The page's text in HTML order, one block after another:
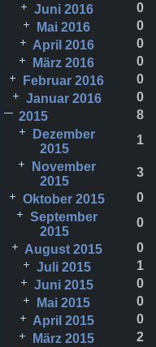
Juni 2016
0
Mai 2016
0
April 2016
0
März 2016
0
Februar 2016
0
Januar 2016
0
2015
8
Dezember
2015
1
November
2015
3
Oktober 2015
0
September
2015
0
August 2015
0
Juli 2015
1
Juni 2015
0
Mai 2015
0
April 2015
0
März 2015
2